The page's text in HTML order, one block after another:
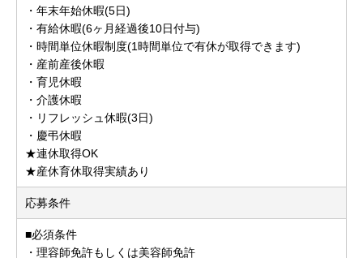
・年末年始休暇(5日)
・有給休暇(6ヶ月経過後10日付与)
・時間単位休暇制度(1時間単位で有休が取得できます)
・産前産後休暇
・育児休暇
・介護休暇
・リフレッシュ休暇(3日)
・慶弔休暇
★連休取得OK
★産休育休取得実績あり
応募条件
■必須条件
・理容師免許もしくは美容師免許